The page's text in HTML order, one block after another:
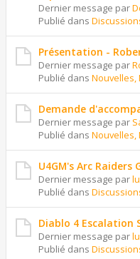
Dernier message par
Publié dans
Présentation -
Dernier message par
Publié dans Nouvelles,
Demande
Dernier message par
Publié dans Nouvelles,
U4GM's Arc
Dernier message par
Publié dans
Diablo 4 Escalation
Dernier message par
Publié dans